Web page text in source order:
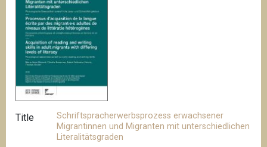
Title
Schriftspracherwerbsprozess erwachsener
Migrantinnen und Migranten mit unterschiedlichen
Literalitätsgraden